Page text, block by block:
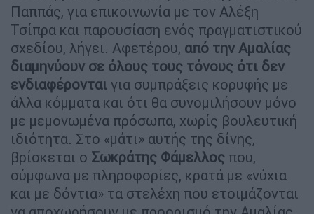
Παππάς, για επικοινωνία με τον Αλέξη
Τσίπρα και παρουσίαση ενός πραγματιστικού
σχεδίου, λήγει. Αφετέρου, από την Αμαλίας
διαμηνύουν σε όλους τους τόνους ότι δεν
ενδιαφέρονται για συμπράξεις κορυφής με
άλλα κόμματα και ότι θα συνομιλήσουν μόνο
με μεμονωμένα πρόσωπα, χωρίς βουλευτική
ιδιότητα. Στο «μάτι» αυτής της δίνης,
βρίσκεται ο Σωκράτης Φάμελλος που,
σύμφωνα με πληροφορίες, κρατά με «νύχια
και με δόντια» τα στελέχη που ετοιμάζονται